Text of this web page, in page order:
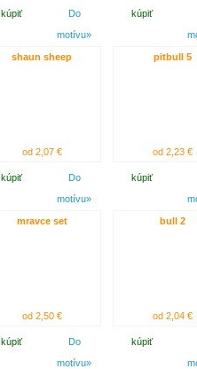
kúpiť
Do
motívu»
kúpiť
shaun sheep
od 2,07 €
kúpiť
Do
motívu»
pitbull 5
od 2,23 €
kúpiť
mravce set
od 2,50 €
kúpiť
Do
motívu»
bull 2
od 2,04 €
kúpiť